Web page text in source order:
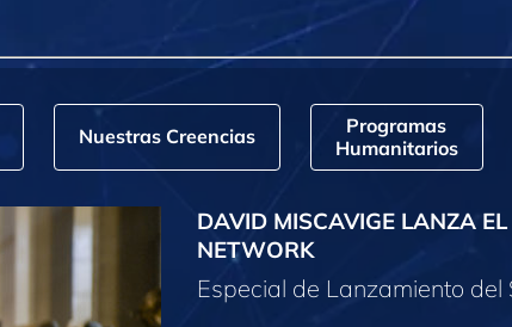
Nuestras Creencias
Programas
Humanitarios
DAVID MISCAVIGE LANZA
NETWORK
Especial de Lanzamiento